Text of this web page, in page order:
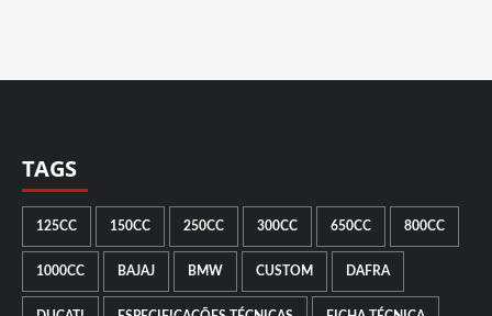
TAGS
125CC 150CC 250CC 300CC 650CC 800CC
1000CC BAJAJ BMW CUSTOM DAFRA